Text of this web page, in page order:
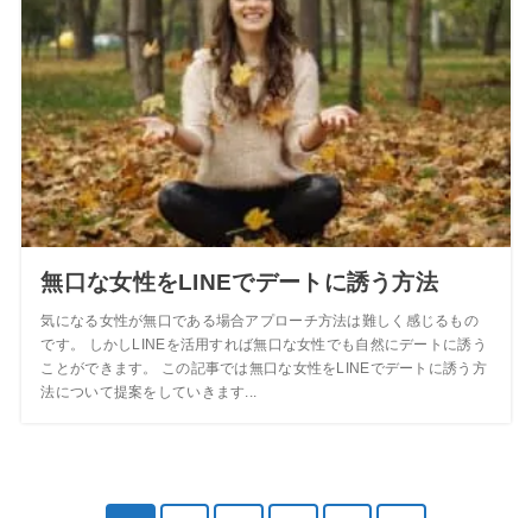
無口な女性をLINEでデートに誘う方法
気になる女性が無口である場合アプローチ方法は難しく感じるもの
です。 しかしLINEを活用すれば無口な女性でも自然にデートに誘う
ことができます。 この記事では無口な女性をLINEでデートに誘う方
法について提案をしていきます...